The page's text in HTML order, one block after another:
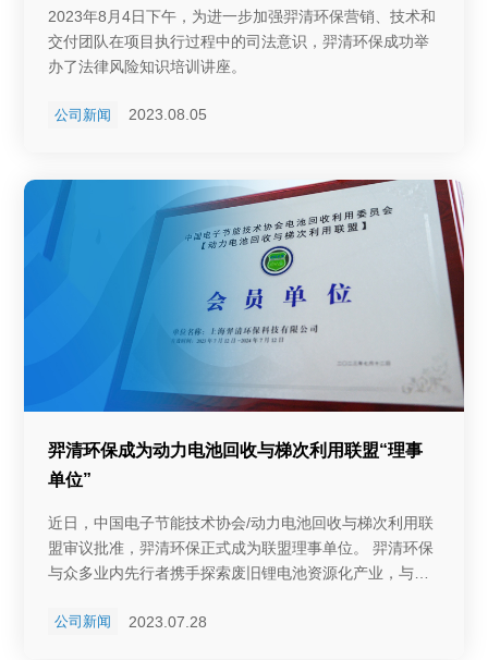
2023年8月4日下午，为进一步加强羿清环保营销、技术和
交付团队在项目执行过程中的司法意识，羿清环保成功举
办了法律风险知识培训讲座。
公司新闻 2023.08.05
羿清环保成为动力电池回收与梯次利用联盟“理事
单位”
近日，中国电子节能技术协会/动力电池回收与梯次利用联
盟审议批准，羿清环保正式成为联盟理事单位。 羿清环保
与众多业内先行者携手探索废旧锂电池资源化产业，与动
域开展合作，共同为中国动力电池回收与梯次利用做出贡
公司新闻 2023.07.28